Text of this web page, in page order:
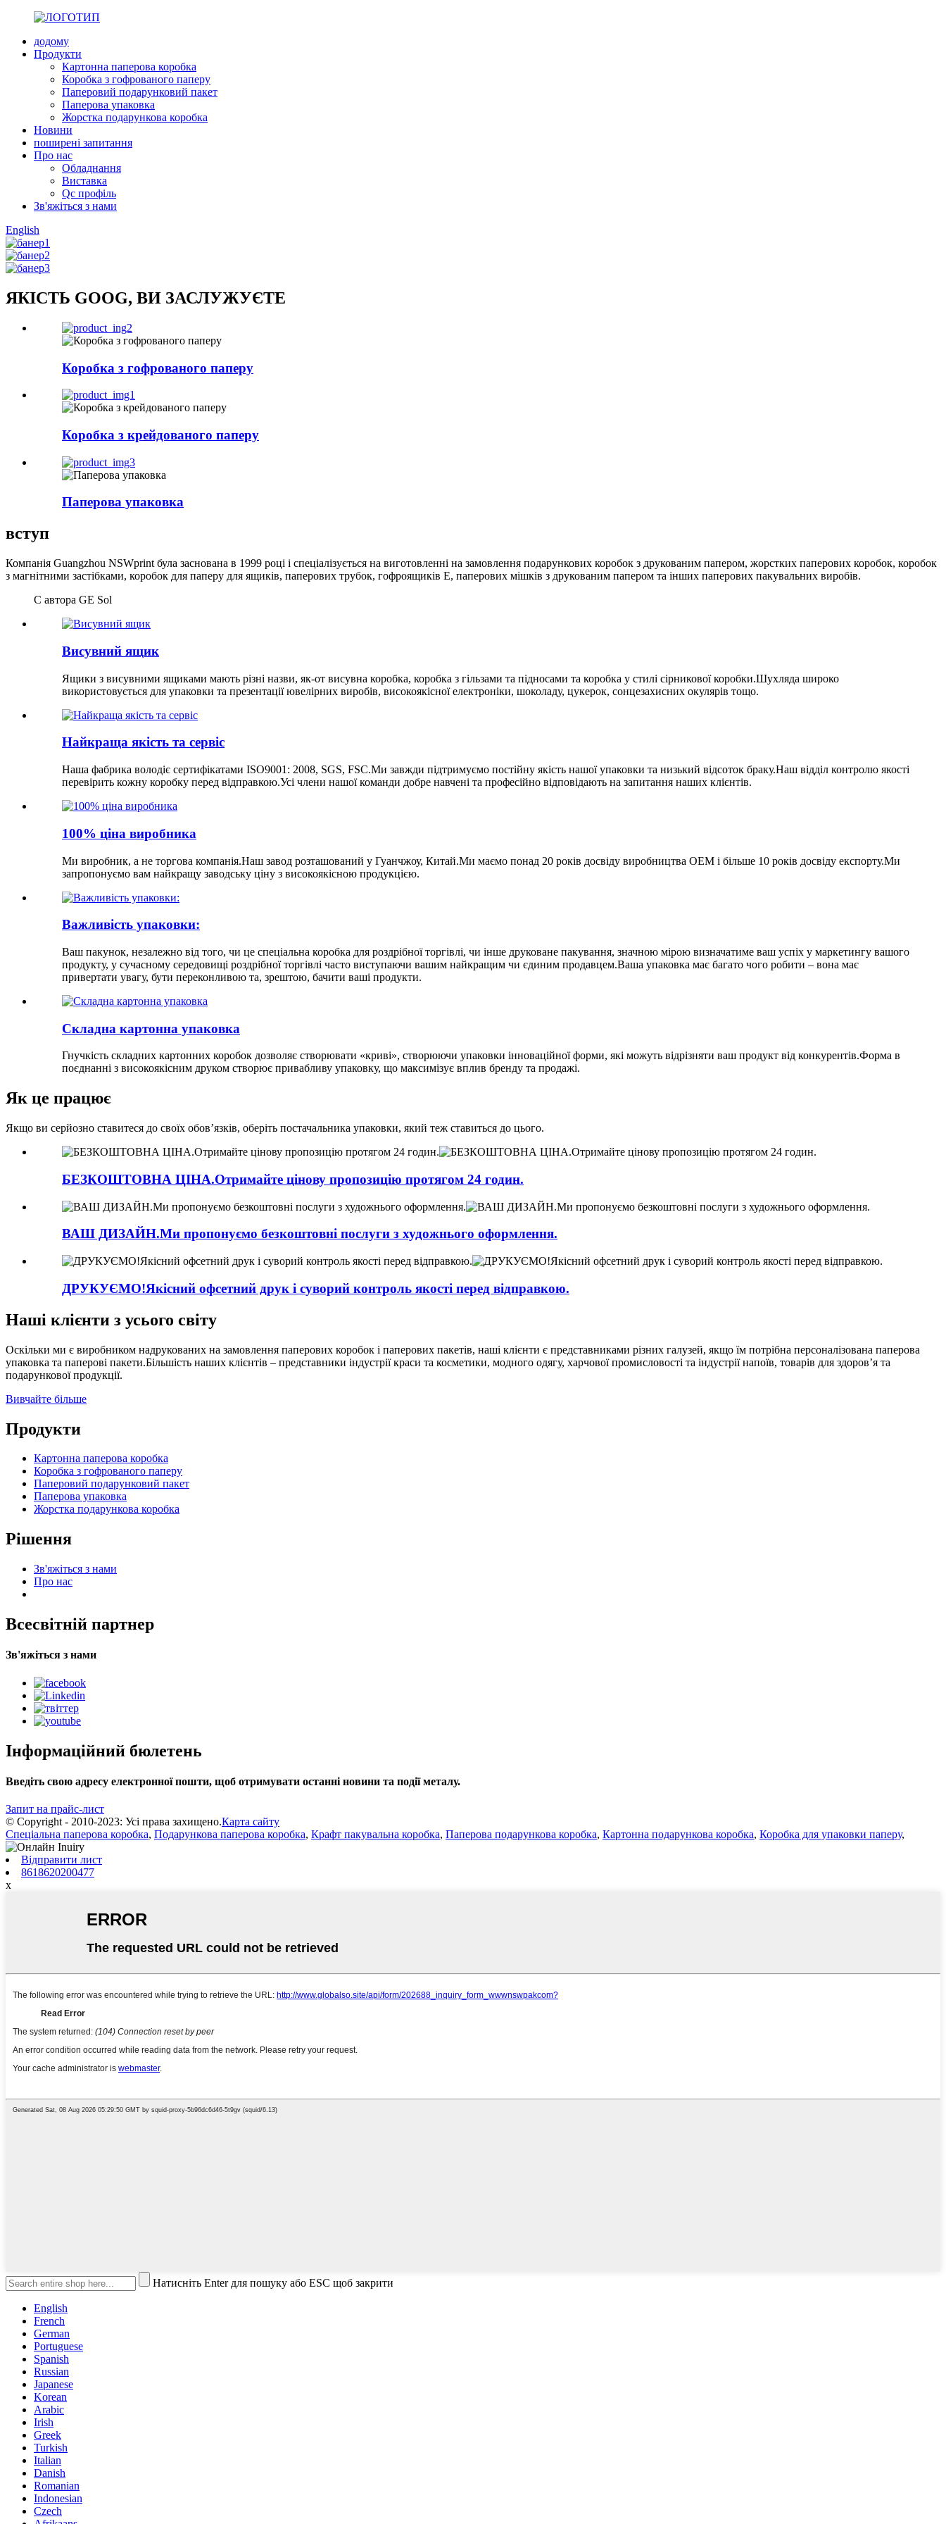
додому
Продукти
Картонна паперова коробка
Коробка з гофрованого паперу
Паперовий подарунковий пакет
Паперова упаковка
Жорстка подарункова коробка
Новини
поширені запитання
Про нас
Обладнання
Виставка
Qc профіль
Зв'яжіться з нами
English
ЯКІСТЬ GOOG, ВИ ЗАСЛУЖУЄТЕ
Коробка з гофрованого паперу
Коробка з крейдованого паперу
Паперова упаковка
вступ
Компанія Guangzhou NSWprint була заснована в 1999 році і спеціалізується на виготовленні на замовлення подарункових коробок з друкованим папером, жорстких паперових коробок, коробок
з магнітними застібками, коробок для паперу для ящиків, паперових трубок, гофроящиків E, паперових мішків з друкованим папером та інших паперових пакувальних виробів.
C автора GE Sol
Висувний ящик
Ящики з висувними ящиками мають різні назви, як-от висувна коробка, коробка з гільзами та підносами та коробка у стилі сірникової коробки.Шухляда широко
використовується для упаковки та презентації ювелірних виробів, високоякісної електроніки, шоколаду, цукерок, сонцезахисних окулярів тощо.
Найкраща якість та сервіс
Наша фабрика володіє сертифікатами ISO9001: 2008, SGS, FSC.Ми завжди підтримуємо постійну якість нашої упаковки та низький відсоток браку.Наш відділ контролю якості
перевірить кожну коробку перед відправкою.Усі члени нашої команди добре навчені та професійно відповідають на запитання наших клієнтів.
100% ціна виробника
Ми виробник, а не торгова компанія.Наш завод розташований у Гуанчжоу, Китай.Ми маємо понад 20 років досвіду виробництва OEM і більше 10 років досвіду експорту.Ми
запропонуємо вам найкращу заводську ціну з високоякісною продукцією.
Важливість упаковки:
Ваш пакунок, незалежно від того, чи це спеціальна коробка для роздрібної торгівлі, чи інше друковане пакування, значною мірою визначатиме ваш успіх у маркетингу вашого
продукту, у сучасному середовищі роздрібної торгівлі часто виступаючи вашим найкращим чи єдиним продавцем.Ваша упаковка має багато чого робити – вона має
привертати увагу, бути переконливою та, зрештою, бачити ваші продукти.
Складна картонна упаковка
Гнучкість складних картонних коробок дозволяє створювати «криві», створюючи упаковки інноваційної форми, які можуть відрізняти ваш продукт від конкурентів.Форма в
поєднанні з високоякісним друком створює привабливу упаковку, що максимізує вплив бренду та продажі.
Як це працює
Якщо ви серйозно ставитеся до своїх обов’язків, оберіть постачальника упаковки, який теж ставиться до цього.
БЕЗКОШТОВНА ЦІНА.Отримайте цінову пропозицію протягом 24 годин.
ВАШ ДИЗАЙН.Ми пропонуємо безкоштовні послуги з художнього оформлення.
ДРУКУЄМО!Якісний офсетний друк і суворий контроль якості перед відправкою.
Наші клієнти з усього світу
Оскільки ми є виробником надрукованих на замовлення паперових коробок і паперових пакетів, наші клієнти є представниками різних галузей, якщо їм потрібна персоналізована паперова
упаковка та паперові пакети.Більшість наших клієнтів – представники індустрії краси та косметики, модного одягу, харчової промисловості та індустрії напоїв, товарів для здоров’я та
подарункової продукції.
Вивчайте більше
Продукти
Картонна паперова коробка
Коробка з гофрованого паперу
Паперовий подарунковий пакет
Паперова упаковка
Жорстка подарункова коробка
Рішення
Зв'яжіться з нами
Про нас
Всесвітній партнер
Зв'яжіться з нами
Інформаційний бюлетень
Введіть свою адресу електронної пошти, щоб отримувати останні новини та події металу.
Запит на прайс-лист
© Copyright - 2010-2023: Усі права захищено.Карта сайту
Спеціальна паперова коробка, Подарункова паперова коробка, Крафт пакувальна коробка, Паперова подарункова коробка, Картонна подарункова коробка, Коробка для упаковки паперу,
Відправити лист
8618620200477
x
Натисніть Enter для пошуку або ESC щоб закрити
English
French
German
Portuguese
Spanish
Russian
Japanese
Korean
Arabic
Irish
Greek
Turkish
Italian
Danish
Romanian
Indonesian
Czech